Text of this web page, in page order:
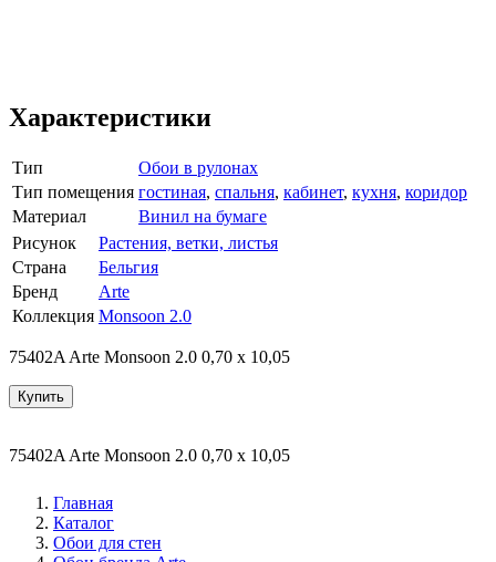
Характеристики
Тип
Обои в рулонах
Тип помещения гостиная, спальня, кабинет, кухня, коридор
Материал
Винил на бумаге
Рисунок
Растения, ветки, листья
Страна
Бельгия
Бренд
Arte
Коллекция Monsoon 2.0
75402A Arte Monsoon 2.0 0,70 х 10,05
Купить
75402A Arte Monsoon 2.0 0,70 х 10,05
Главная
Каталог
Обои для стен